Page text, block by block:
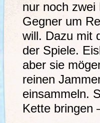
nur noch zwei
Gegner um
will. Dazu mit
der Spiele.
aber sie
reinen
einsammeln.
Kette bringen